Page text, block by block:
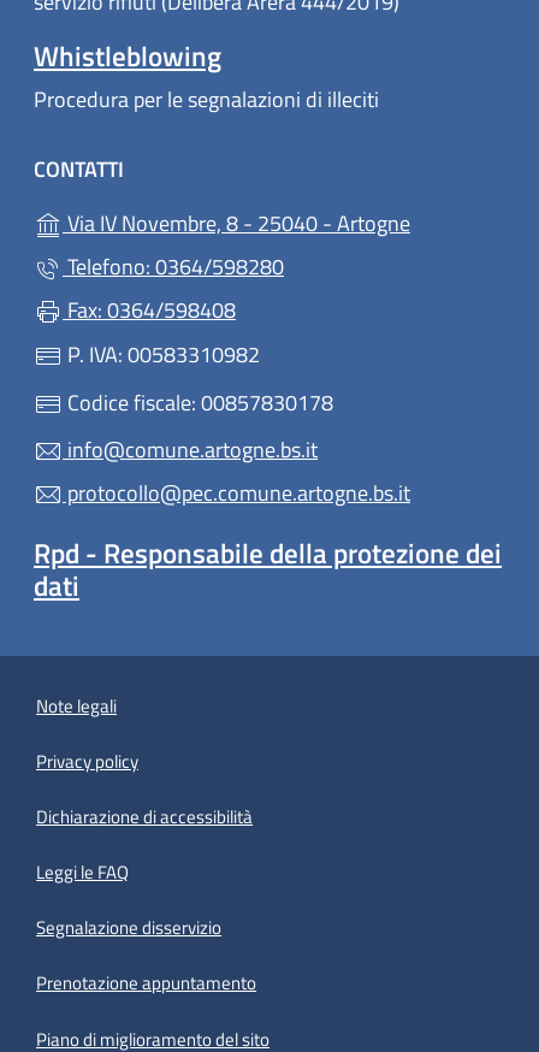
Whistleblowing
Procedura per le segnalazioni di illeciti
CONTATTI
Via IV Novembre, 8 - 25040 - Artogne(apre in
Telefono: 0364/598280
Fax: 0364/598408
P. IVA: 00583310982
Codice fiscale: 00857830178
info@comune.artogne.bs.it
protocollo@pec.comune.artogne.bs.it
Rpd - Responsabile della protezione dei
dati
Note legali
Privacy policy
Dichiarazione di accessibilità
Leggi le FAQ
Segnalazione disservizio
Prenotazione appuntamento
Piano di miglioramento del sito